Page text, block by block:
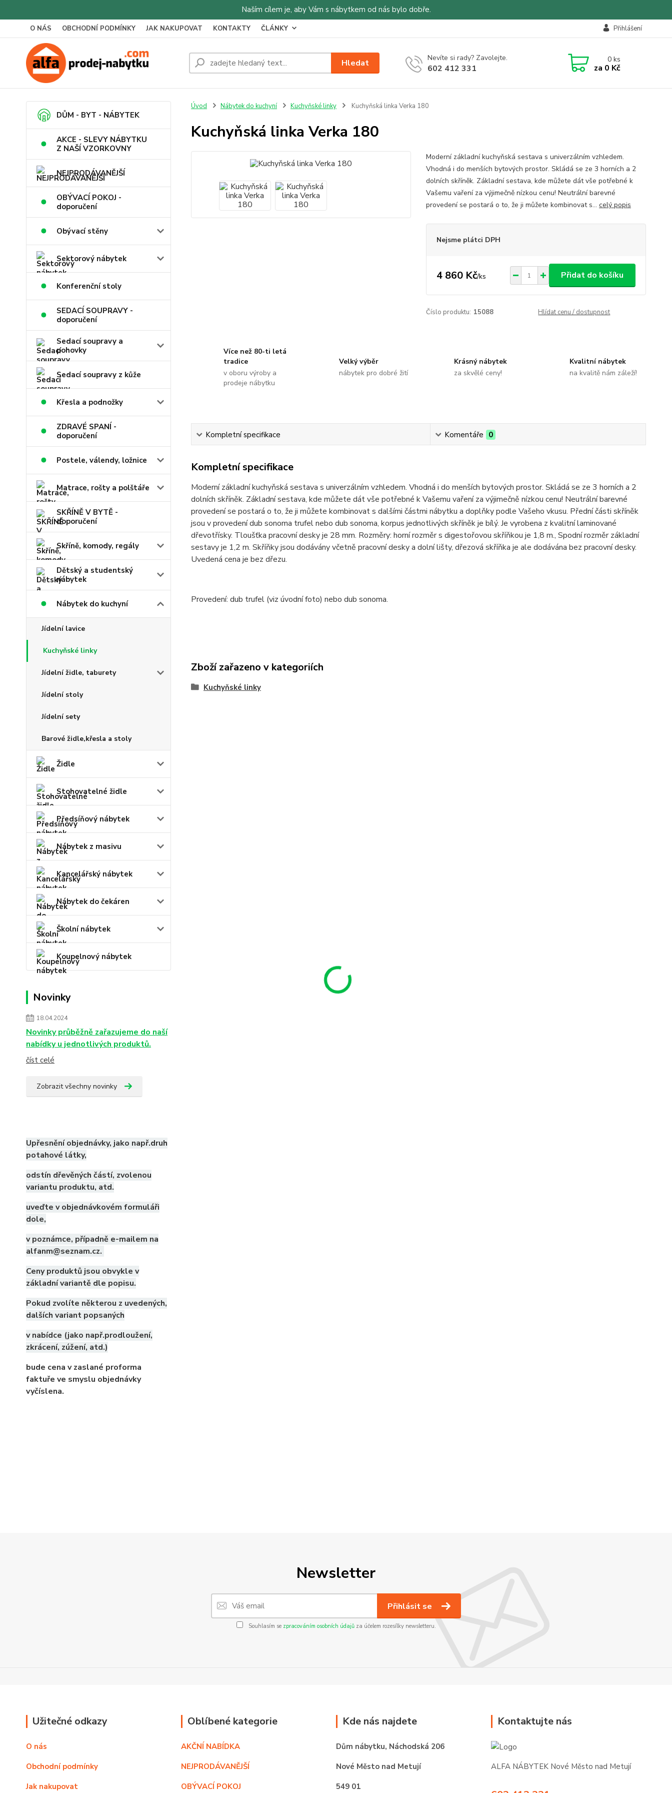
Naším cílem je, aby Vám s nábytkem od nás bylo dobře.
O NÁS OBCHODNÍ PODMÍNKY JAK NAKUPOVAT KONTAKTY ČLÁNKY Přihlášení
Hledat Nevíte si rady? Zavolejte.
602 412 331
0ks
za 0 Kč
DŮM - BYT - NÁBYTEK
AKCE - SLEVY NÁBYTKU
Z NAŠÍ VZORKOVNY
NEJPRODÁVANĚJŠÍ
OBÝVACÍ POKOJ -
doporučení
Obývací stěny
Sektorový nábytek
Konferenční stoly
SEDACÍ SOUPRAVY -
doporučení
Sedací soupravy a
pohovky
Sedací soupravy z kůže
Křesla a podnožky
ZDRAVÉ SPANÍ -
doporučení
Postele, válendy, ložnice
Matrace, rošty a polštáře
SKŘÍNĚ V BYTĚ -
doporučení
Skříně, komody, regály
Dětský a studentský
nábytek
Nábytek do kuchyní
Jídelní lavice
Kuchyňské linky
Jídelní židle, taburety
Jídelní stoly
Jídelní sety
Barové židle,křesla a stoly
Židle
Stohovatelné židle
Předsíňový nábytek
Nábytek z masivu
Kancelářský nábytek
Nábytek do čekáren
Školní nábytek
Koupelnový nábytek
Novinky
18.04.2024
Novinky průběžně zařazujeme do naší
nabídky u jednotlivých produktů.
číst celé
Zobrazit všechny novinky
Upřesnění objednávky, jako např.druh
potahové látky,
odstín dřevěných částí, zvolenou
variantu produktu, atd.
uveďte v objednávkovém formuláři
dole,
v poznámce, případně e-mailem na
alfanm@seznam.cz.
Ceny produktů jsou obvykle v
základní variantě dle popisu.
Pokud zvolíte některou z uvedených,
dalších variant popsaných
v nabídce (jako např.prodloužení,
zkrácení, zúžení, atd.)
bude cena v zaslané proforma
faktuře ve smyslu objednávky
vyčíslena.
Úvod Nábytek do kuchyní Kuchyňské linky Kuchyňská linka Verka 180
Kuchyňská linka Verka 180
Moderní základní kuchyňská sestava s univerzálním vzhledem.
Vhodná i do menších bytových prostor. Skládá se ze 3 horních a 2
dolních skříněk. Základní sestava, kde můžete dát vše potřebné k
Vašemu vaření za výjimečně nízkou cenu! Neutrální barevné
provedení se postará o to, že ji můžete kombinovat s... celý popis
Nejsme plátci DPH
4 860 Kč/ks Přidat do košíku
Číslo produktu: 15088 Hlídat cenu / dostupnost
Více než 80-ti letá
tradice
v oboru výroby a
prodeje nábytku
Velký výběr
nábytek pro dobré žití
Krásný nábytek
za skvělé ceny!
Kvalitní nábytek
na kvalitě nám záleží!
Kompletní specifikace Komentáře 0
Kompletní specifikace
Moderní základní kuchyňská sestava s univerzálním vzhledem. Vhodná i do menších bytových prostor. Skládá se ze 3 horních a 2
dolních skříněk. Základní sestava, kde můžete dát vše potřebné k Vašemu vaření za výjimečně nízkou cenu! Neutrální barevné
provedení se postará o to, že ji můžete kombinovat s dalšími částmi nábytku a doplňky podle Vašeho vkusu. Přední části skříněk
jsou v provedení dub sonoma trufel nebo dub sonoma, korpus jednotlivých skříněk je bílý. Je vyrobena z kvalitní laminované
dřevotřísky. Tloušťka pracovní desky je 28 mm. Rozměry: horní rozměr s digestořovou skříňkou je 1,8 m., Spodní rozměr základní
sestavy je 1,2 m. Skříňky jsou dodávány včetně pracovní desky a dolní lišty, dřezová skříňka je ale dodávána bez pracovní desky.
Uvedená cena je bez dřezu.
Provedení: dub trufel (viz úvodní foto) nebo dub sonoma.
Zboží zařazeno v kategoriích
Kuchyňské linky
Newsletter
Přihlásit se
Souhlasím se zpracováním osobních údajůza účelem rozesílky newsletteru.
Užitečné odkazy
O nás
Obchodní podmínky
Jak nakupovat
Oblíbené kategorie
AKČNÍ NABÍDKA
NEJPRODÁVANĚJŠÍ
OBÝVACÍ POKOJ
Kde nás najdete
Dům nábytku, Náchodská 206
Nové Město nad Metují
549 01
Kontaktujte nás
ALFA NÁBYTEK Nové Město nad Metují